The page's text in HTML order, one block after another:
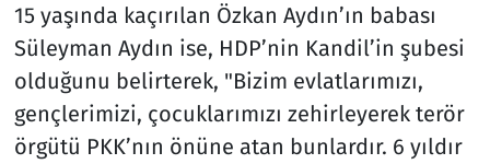
15 yaşında kaçırılan Özkan Aydın’ın babası
Süleyman Aydın ise, HDP’nin Kandil’in şubesi
olduğunu belirterek, "Bizim evlatlarımızı,
gençlerimizi, çocuklarımızı zehirleyerek terör
örgütü PKK’nın önüne atan bunlardır. 6 yıldır